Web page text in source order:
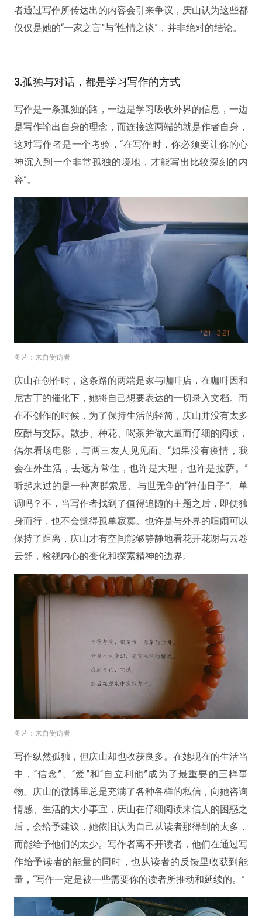
者通过写作所传达出的内容会引来争议，庆山认为这些都
仅仅是她的“一家之言”与“性情之谈”，并非绝对的结论。
3.孤独与对话，都是学习写作的方式
写作是一条孤独的路，一边是学习吸收外界的信息，一边
是写作输出自身的理念，而连接这两端的就是作者自身，
这对写作者是一个考验，“在写作时，你必须要让你的心
神沉入到一个非常孤独的境地，才能写出比较深刻的内
容”。
图片：来自受访者
庆山在创作时，这条路的两端是家与咖啡店，在咖啡因和
尼古丁的催化下，她将自己想要表达的一切录入文档。而
在不创作的时候，为了保持生活的轻简，庆山并没有太多
应酬与交际。散步、种花、喝茶并做大量而仔细的阅读，
偶尔看场电影，与两三友人见见面。“如果没有疫情，我
会在外生活，去远方常住，也许是大理，也许是拉萨。”
听起来过的是一种离群索居、与世无争的“神仙日子”。单
调吗？不，当写作者找到了值得追随的主题之后，即便独
身而行，也不会觉得孤单寂寞。也许是与外界的喧闹可以
保持了距离，庆山才有空间能够静静地看花开花谢与云卷
云舒，检视内心的变化和探索精神的边界。
图片：来自受访者
写作纵然孤独，但庆山却也收获良多。在她现在的生活当
中，“信念”、“爱”和“自立利他”成为了最重要的三样事
物。庆山的微博里总是充满了各种各样的私信，向她咨询
情感、生活的大小事宜，庆山在仔细阅读来信人的困惑之
后，会给予建议，她依旧认为自己从读者那得到的太多，
而能给予他们的太少。写作者离不开读者，他们在通过写
作给予读者的能量的同时，也从读者的反馈里收获到能
量，“写作一定是被一些需要你的读者所推动和延续的。”